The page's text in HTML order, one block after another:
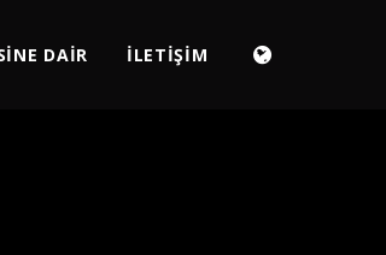
DAİR İLETİŞİM